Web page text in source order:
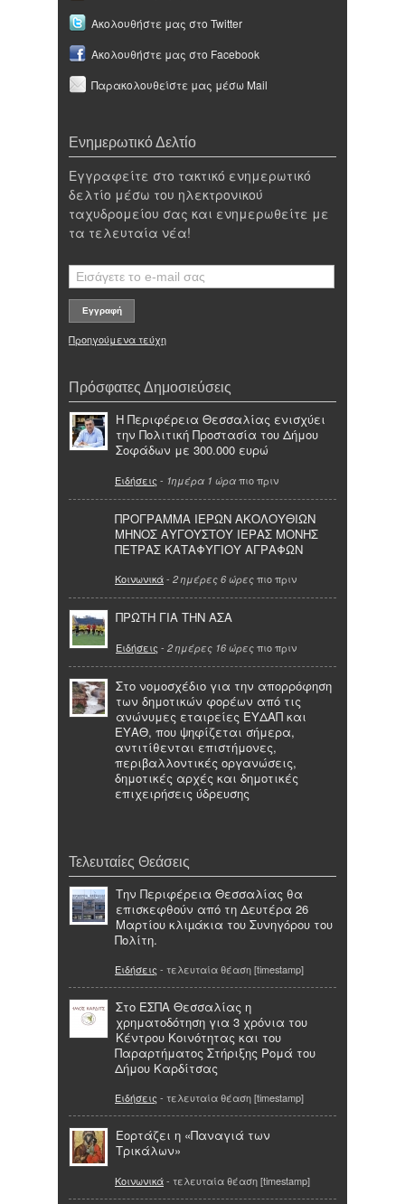
Ακολουθήστε μας στο Twitter
Ακολουθήστε μας στο Facebook
Παρακολουθείστε μας μέσω Mail
Ενημερωτικό Δελτίο
Εγγραφείτε στο τακτικό ενημερωτικό
δελτίο μέσω του ηλεκτρονικού
ταχυδρομείου σας και ενημερωθείτε με
τα τελευταία νέα!
Προηγούμενα τεύχη
Πρόσφατες Δημοσιεύσεις
Η Περιφέρεια Θεσσαλίας ενισχύει
την Πολιτική Προστασία του Δήμου
Σοφάδων με 300.000 ευρώ
Ειδήσεις - 1ημέρα 1 ώρα πιο πριν
ΠΡΟΓΡΑΜΜΑ ΙΕΡΩΝ ΑΚΟΛΟΥΘΙΩΝ
ΜΗΝΟΣ ΑΥΓΟΥΣΤΟΥ ΙΕΡΑΣ ΜΟΝΗΣ
ΠΕΤΡΑΣ ΚΑΤΑΦΥΓΙΟΥ ΑΓΡΑΦΩΝ
Κοινωνικά- 2 ημέρες 6 ώρες πιο πριν
ΠΡΩΤΗ ΓΙΑ ΤΗΝ ΑΣΑ
Ειδήσεις - 2 ημέρες 16 ώρες πιο πριν
Στο νομοσχέδιο για την απορρόφηση
των δημοτικών φορέων από τις
ανώνυμες εταιρείες ΕΥΔΑΠ και
ΕΥΑΘ, που ψηφίζεται σήμερα,
αντιτίθενται επιστήμονες,
περιβαλλοντικές οργανώσεις,
δημοτικές αρχές και δημοτικές
επιχειρήσεις ύδρευσης
Τελευταίες Θεάσεις
Την Περιφέρεια Θεσσαλίας θα
επισκεφθούν από τη Δευτέρα 26
Μαρτίου κλιµάκια του Συνηγόρου του
Πολίτη.
Ειδήσεις - τελευταία θέαση [timestamp]
Στο ΕΣΠΑ Θεσσαλίας η
χρηματοδότηση για 3 χρόνια του
Κέντρου Κοινότητας και του
Παραρτήματος Στήριξης Ρομά του
Δήμου Καρδίτσας
Ειδήσεις - τελευταία θέαση [timestamp]
Εορτάζει η «Παναγιά των
Τρικάλων»
Κοινωνικά- τελευταία θέαση [timestamp]